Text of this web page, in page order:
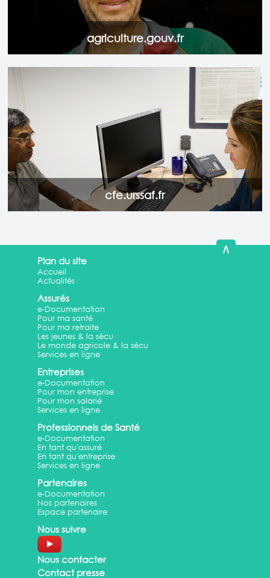
agriculture.gouv.fr
cfe.urssaf.fr
travailleurs indépendants
inscrits au registre du commerce ou au répertoire des métiers,
de
activités indépendantes
(autres que
commerciales, artisanales ou agricoles) en entreprise
individuelle, une
association employant du personnel salarié,
une collectivité territoriale, effectuer vos formalités en ligne.
Accéder au site
∧
Plan du site
Accueil
Actualités
Assurés
e-Documentation
Pour ma santé
Pour ma retraite
Les jeunes & la sécu
Le monde agricole & la sécu
Services en ligne
Entreprises
e-Documentation
Pour mon entreprise
Pour mon salarié
Services en ligne
Professionnels de Santé
e-Documentation
En tant qu'assuré
En tant qu'entreprise
Services en ligne
Partenaires
e-Documentation
Nos partenaires
Espace partenaire
Nous suivre
Nous contacter
Contact presse